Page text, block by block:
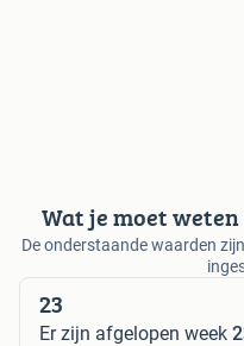
Wat je moet
De onderstaande waarden
23
Er zijn afgelopen week